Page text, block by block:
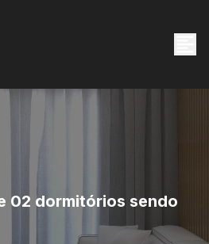
02 dormitórios sendo